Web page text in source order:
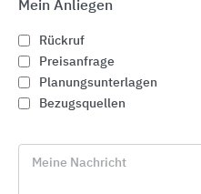
ihre
zur Nachhaltigkeit
Produktgestaltung
der Gebäudetechnik
Mein Anliegen
Rückruf
Preisanfrage
Planungsunterlagen
Bezugsquellen
Meine Nachricht